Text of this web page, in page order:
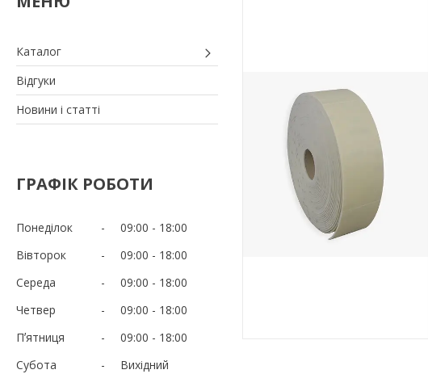
Каталог
Відгуки
Новини і статті
ГРАФІК РОБОТИ
Понеділок 09:00
18:00
Вівторок
09:00
18:00
Середа
09:00
18:00
Четвер
09:00
18:00
Пʼятниця
09:00
18:00
Субота
Вихідний